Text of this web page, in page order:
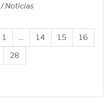
/Noticias
1 ... 14 15
16
28